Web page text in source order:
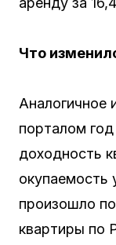
Что
Аналогичное
порталом
доходность
окупаемость
произошло
квартиры по